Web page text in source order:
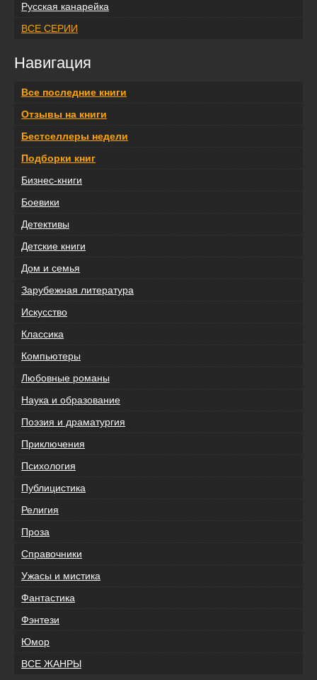
Русская канарейка
ВСЕ СЕРИИ
Навигация
Все последние книги
Отзывы на книги
Бестселлеры недели
Подборки книг
Бизнес-книги
Боевики
Детективы
Детские книги
Дом и семья
Зарубежная литература
Искусство
Классика
Компьютеры
Любовные романы
Наука и образование
Поэзия и драматургия
Приключения
Психология
Публицистика
Религия
Проза
Справочники
Ужасы и мистика
Фантастика
Фэнтези
Юмор
ВСЕ ЖАНРЫ